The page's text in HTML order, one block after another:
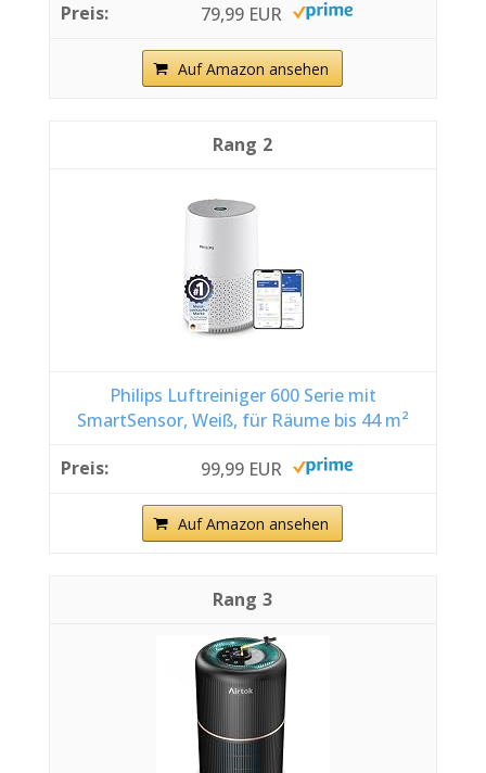
79,99 EUR
Auf Amazon ansehen
2
Philips Luftreiniger 600 Serie mit
SmartSensor, Weiß, für Räume bis 44 m²
99,99 EUR
Auf Amazon ansehen
3